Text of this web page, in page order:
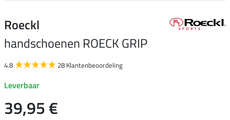
Roeckl
handschoenen ROECK GRIP
4.8 28 Klantenbeoordeling
Leverbaar
39,95 €